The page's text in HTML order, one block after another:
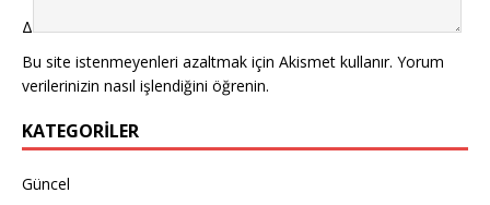
Δ
Bu site istenmeyenleri azaltmak için Akismet kullanır. Yorum
verilerinizin nasıl işlendiğini öğrenin.
KATEGORILER
Güncel